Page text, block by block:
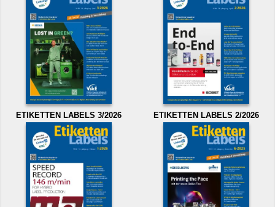
ETIKETTEN LABELS 3/2026 ETIKETTEN LABELS 2/2026